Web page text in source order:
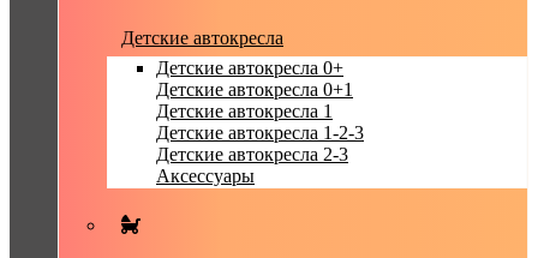
Детские автокресла
Детские автокресла 0+
Детские автокресла 0+1
Детские автокресла 1
Детские автокресла 1-2-3
Детские автокресла 2-3
Аксессуары